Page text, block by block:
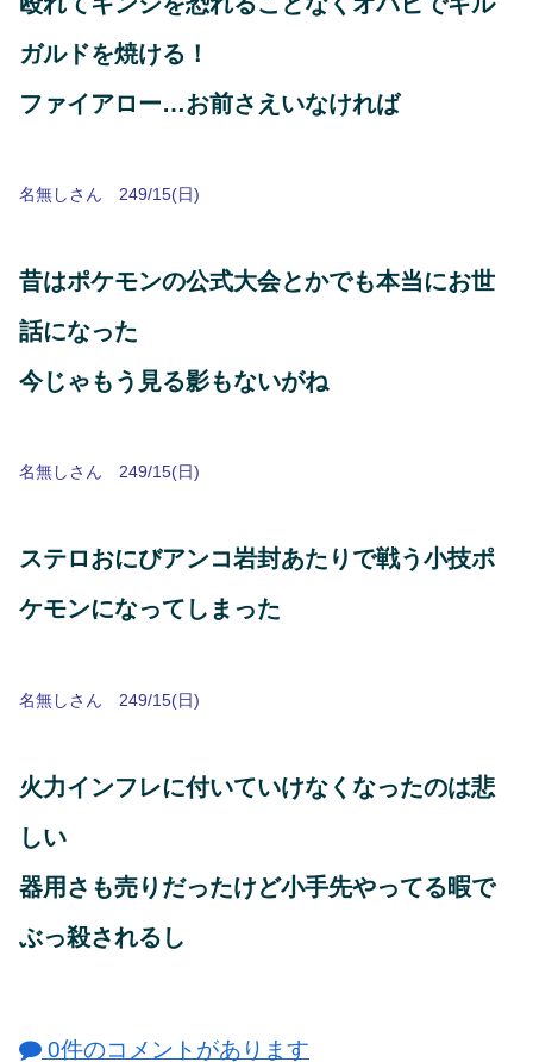
ガルドを焼ける！
ファイアロー…お前さえいなければ
名無しさん 249/15(日)
昔はポケモンの公式大会とかでも本当にお世
話になった
今じゃもう見る影もないがね
名無しさん 249/15(日)
ステロおにびアンコ岩封あたりで戦う小技ポ
ケモンになってしまった
名無しさん 249/15(日)
火力インフレに付いていけなくなったのは悲
しい
器用さも売りだったけど小手先やってる暇で
ぶっ殺されるし
0件のコメントがあります